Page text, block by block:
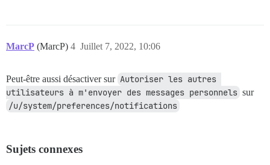
MarcP (MarcP) Juillet 7, 2022, 10:06
4
Peut-être aussi désactiver sur Autoriser les autres
utilisateurs à m'envoyer des messages personnels sur
/u/system/preferences/notifications
Sujets connexes